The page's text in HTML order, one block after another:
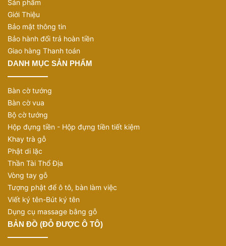
Sản phẩm
Giới Thiệu
Bảo mật thông tin
Bảo hành đổi trả hoàn tiền
Giao hàng Thanh toán
DANH MỤC SẢN PHẨM
Bàn cờ tướng
Bàn cờ vua
Bộ cờ tướng
Hộp đựng tiền - Hộp đựng tiền tiết kiệm
Khay trà gỗ
Phật di lặc
Thần Tài Thổ Địa
Vòng tay gỗ
Tượng phật để ô tô, bàn làm việc
Viết ký tên-Bút ký tên
Dụng cụ massage bằng gỗ
BẢN ĐỒ (ĐỖ ĐƯỢC Ô TÔ)